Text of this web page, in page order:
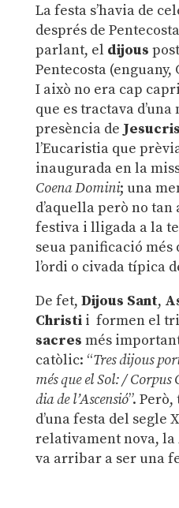
La festa s’havia de
després de
parlant, el dijous
Pentecosta (enguany,
I això no era cap
que es tractava
presència de
l’Eucaristia que
inaugurada en la
CoenaDomini; una
d’aquella però no
festiva i lligada a la
seua panificació més
l’ordi o civada típica
De fet, Dijous Sant,
Christii formen el
sacres més
catòlic: “Tres dijous
més que el Sol: /
dia de l’Ascensió”.
d’una festa del segle
relativament nova, la
va arribar a ser una